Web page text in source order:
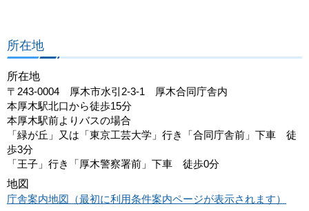
所在地
所在地
〒243-0004 厚木市水引2-3-1 厚木合同庁舎内
本厚木駅北口から徒歩15分
本厚木駅前よりバスの場合
「緑が丘」又は「東京工芸大学」行き「合同庁舎前」下車 徒
歩3分
「王子」行き「厚木警察署前」下車 徒歩0分
地図
庁舎案内地図（最初に利用条件案内ページが表示されます）